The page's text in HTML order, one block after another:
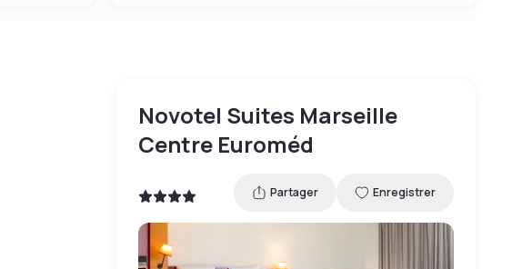
Novotel Suites Marseille
Centre Euroméd
Partager Enregistrer